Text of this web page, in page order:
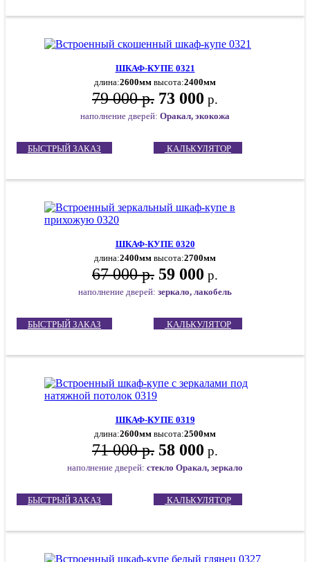
ШКАФ-КУПЕ 0321
длина:2600мм высота:2400мм
79 000 р. 73 000 р.
наполнение дверей: Оракал, экокожа
БЫСТРЫЙ ЗАКАЗ КАЛЬКУЛЯТОР
ШКАФ-КУПЕ 0320
длина:2400мм высота:2700мм
67 000 р. 59 000 р.
наполнение дверей: зеркало, лакобель
БЫСТРЫЙ ЗАКАЗ КАЛЬКУЛЯТОР
ШКАФ-КУПЕ 0319
длина:2600мм высота:2500мм
71 000 р. 58 000 р.
наполнение дверей: стекло Оракал, зеркало
БЫСТРЫЙ ЗАКАЗ КАЛЬКУЛЯТОР